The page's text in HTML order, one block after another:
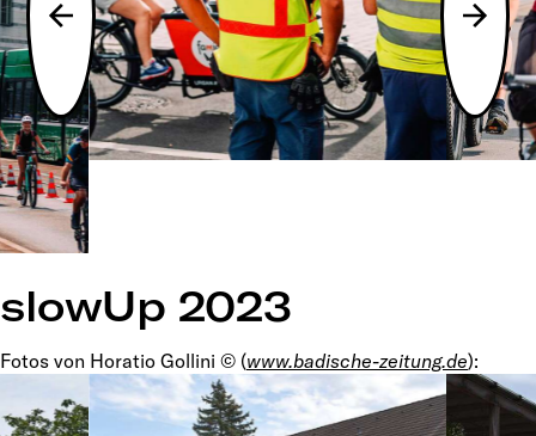
slowUp 2023
Fotos von Horatio Gollini © (www.badische-zeitung.de):